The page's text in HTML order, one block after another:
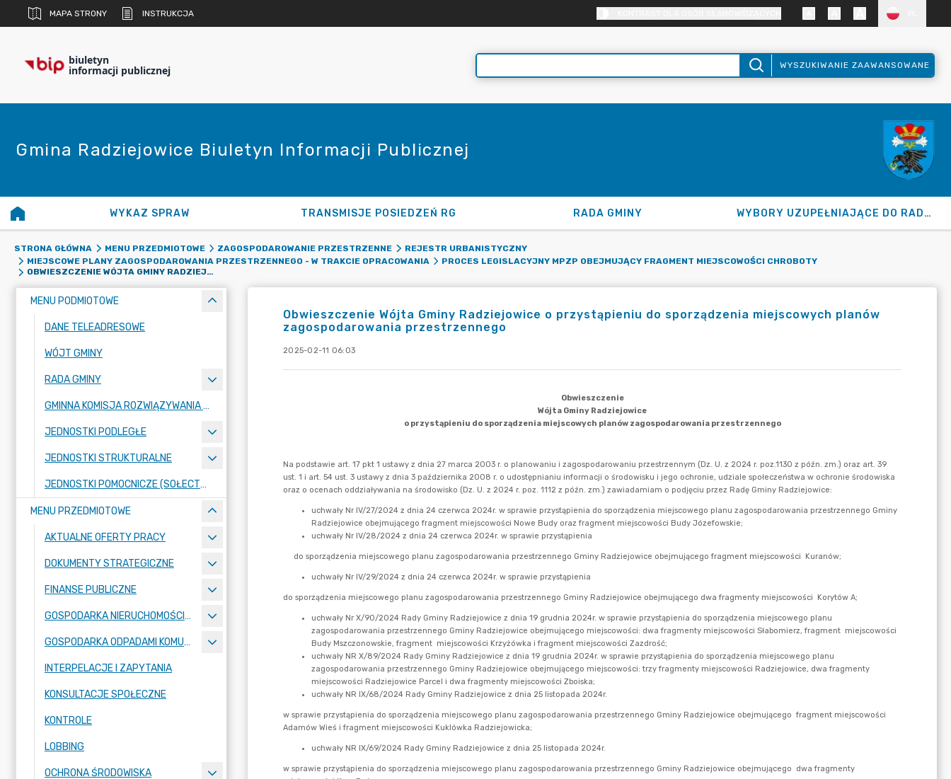
MAPA STRONY INSTRUKCJA
biuletyn
informacji publicznej WYSZUKIWANIE ZAAWANSOWANE
Gmina Radziejowice Biuletyn Informacji Publicznej
WYKAZ SPRAW TRANSMISJE POSIEDZEŃ RG RADA GMINY WYBORY UZUPEŁNIAJĄCE DO RADY GMINY 2026
STRONA GŁÓWNA MENU PRZEDMIOTOWE ZAGOSPODAROWANIE PRZESTRZENNE
REJESTR URBANISTYCZNY
MIEJSCOWE PLANY ZAGOSPODAROWANIA PRZESTRZENNEGO - W TRAKCIE OPRACOWANIA
PROCES LEGISLACYJNY MPZP OBEJMUJĄCY FRAGMENT MIEJSCOWOŚCI CHROBOTY
OBWIESZCZENIE WÓJTA GMINY RADZIEJOWICE O PRZYSTĄPIENIU DO SPORZĄDZENIA MIEJSCOWYCH PLANÓW ZAGOSPODAROWANIA PRZESTRZENNEGO
MENU PODMIOTOWE
DANE TELEADRESOWE
WÓJT GMINY
RADA GMINY
GMINNA KOMISJA ROZWIĄZYWANIA PROBLEMÓW ALKOHOLOWYCH
JEDNOSTKI PODLEGŁE
JEDNOSTKI STRUKTURALNE
JEDNOSTKI POMOCNICZE (SOŁECTWA)
MENU PRZEDMIOTOWE
AKTUALNE OFERTY PRACY
DOKUMENTY STRATEGICZNE
FINANSE PUBLICZNE
GOSPODARKA NIERUCHOMOŚCIAMI
GOSPODARKA ODPADAMI KOMUNALNYMI
INTERPELACJE I ZAPYTANIA
KONSULTACJE SPOŁECZNE
KONTROLE
LOBBING
OCHRONA ŚRODOWISKA
Obwieszczenie Wójta Gminy Radziejowice o przystąpieniu do sporządzenia miejscowych planów
zagospodarowania przestrzennego
2025-02-11 06:03